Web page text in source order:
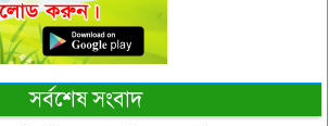
সর্বশেষ সংবাদ